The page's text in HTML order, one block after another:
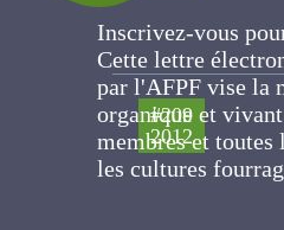
#209
2012
Inscrivez-vous
Cette lettre
gratuitement par
d'un lien
l'Association, ses
personnes
fourragères et les